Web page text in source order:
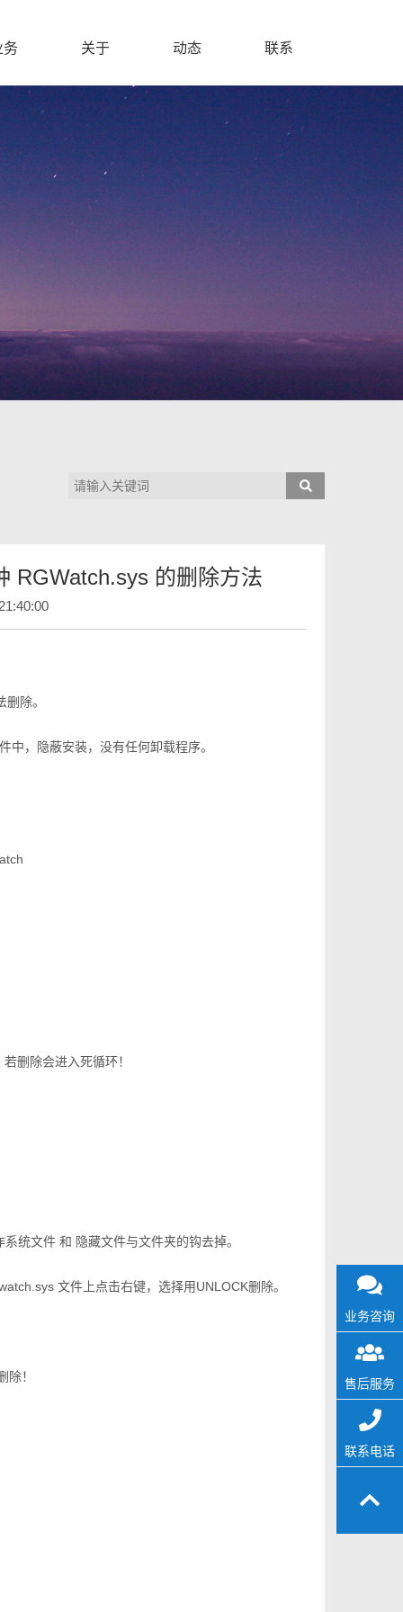
务 关于 动态 联系
RGWatch.sys 的删除方法
除。
，隐蔽安装，没有任何卸载程序。
删除会进入死循环！
统文件 和 隐藏文件与文件夹的钩去掉。
文件上点击右键，选择用UNLOCK删除。
！
业务咨询
售后服务
联系电话